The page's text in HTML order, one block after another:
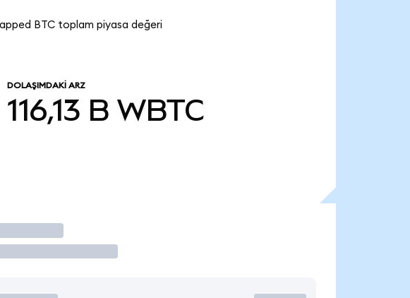
BTC toplam piyasa değeri
DOLAŞIMDAKI ARZ
116,13 B WBTC
Yap